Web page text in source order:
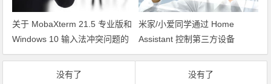
关于 MobaXterm 21.5 专业版和
Windows 10 输入法冲突问题的
解决方案
米家/小爱同学通过 Home
Assistant 控制第三方设备
没有了
没有了